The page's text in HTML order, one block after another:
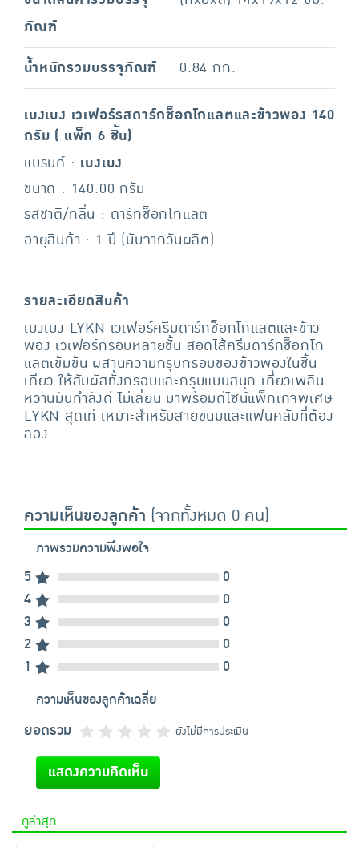
ภัณฑ์
น้ำหนักรวมบรรจุภัณฑ์ 0.84 กก.
เบงเบง เวเฟอร์รสดาร์กช็อกโกแลตและข้าวพอง 140
กรัม ( แพ็ก 6 ชิ้น)
แบรนด์ : เบงเบง
ขนาด : 140.00 กรัม
รสชาติ/กลิ่น : ดาร์กช็อกโกแลต
อายุสินค้า : 1 ปี (นับจากวันผลิต)
รายละเอียดสินค้า
เบงเบง LYKN เวเฟอร์ครีมดาร์กช็อกโกแลตและข้าว
พอง เวเฟอร์กรอบหลายชั้น สอดไส้ครีมดาร์กช็อกโก
แลตเข้มข้น ผสานความกรุบกรอบของข้าวพองในชิ้น
เดียว ให้สัมผัสทั้งกรอบและกรุบแบบสนุก เคี้ยวเพลิน
หวานมันกำลังดี ไม่เลี่ยน มาพร้อมดีไซน์แพ็กเกจพิเศษ
LYKN สุดเท่ เหมาะสำหรับสายขนมและแฟนคลับที่ต้อง
ลอง
ความเห็นของลูกค้า (จากทั้งหมด 0 คน)
ภาพรวมความพึงพอใจ
5
0
4
0
3
0
2
0
1
0
ความเห็นของลูกค้าเฉลี่ย
ยอดรวม ยังไม่มีการประเมิน
แสดงความคิดเห็น
ดูล่าสุด